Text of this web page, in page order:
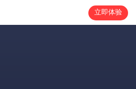
立即体验